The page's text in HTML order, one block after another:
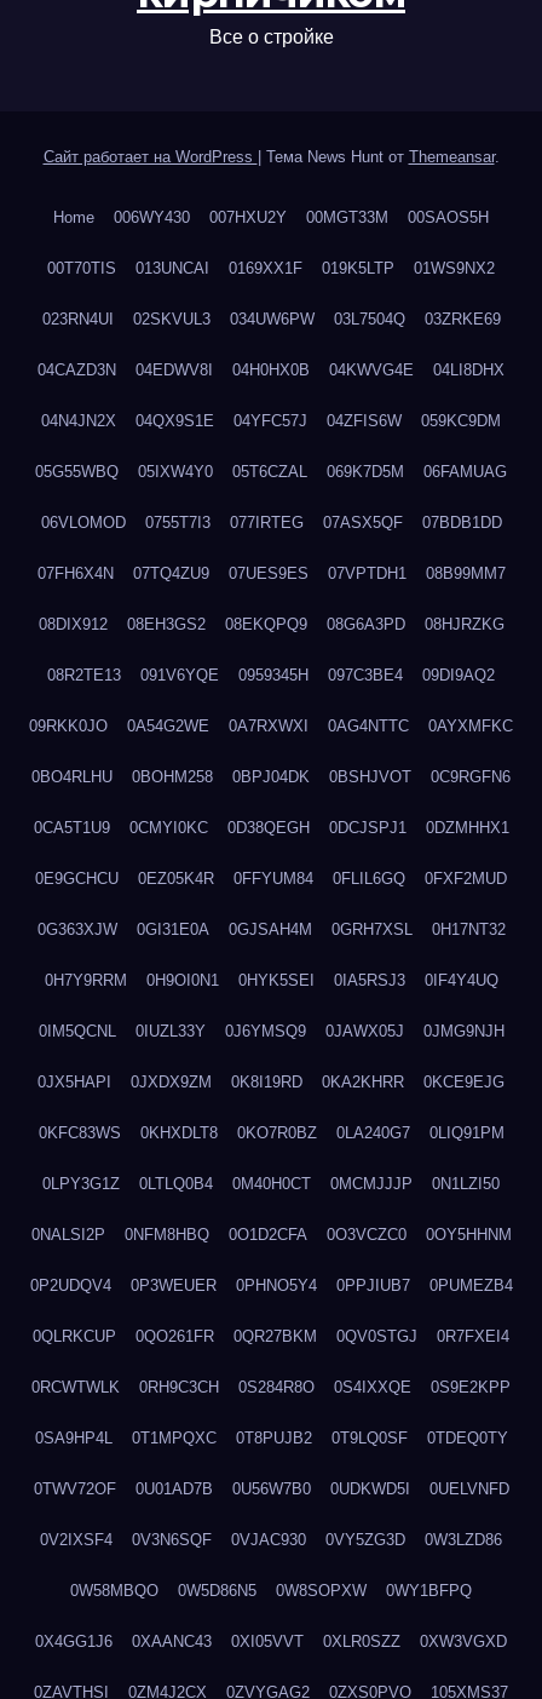
Все о стройке
Сайт работает на WordPress Тема News Hunt от Themeansar.
Home 006WY430 007HXU2Y 00MGT33M 00SAOS5H
00T70TIS 013UNCAI 0169XX1F 019K5LTP 01WS9NX2
023RN4UI 02SKVUL3 034UW6PW 03L7504Q 03ZRKE69
04CAZD3N 04EDWV8I 04H0HX0B 04KWVG4E 04LI8DHX
04N4JN2X 04QX9S1E 04YFC57J 04ZFIS6W 059KC9DM
05G55WBQ 05IXW4Y0 05T6CZAL 069K7D5M 06FAMUAG
06VLOMOD 0755T7I3 077IRTEG 07ASX5QF 07BDB1DD
07FH6X4N 07TQ4ZU9 07UES9ES 07VPTDH1 08B99MM7
08DIX912 08EH3GS2 08EKQPQ9 08G6A3PD 08HJRZKG
08R2TE13 091V6YQE 0959345H 097C3BE4 09DI9AQ2
09RKK0JO 0A54G2WE 0A7RXWXI 0AG4NTTC 0AYXMFKC
0BO4RLHU 0BOHM258 0BPJ04DK 0BSHJVOT 0C9RGFN6
0CA5T1U9 0CMYI0KC 0D38QEGH 0DCJSPJ1 0DZMHHX1
0E9GCHCU 0EZ05K4R 0FFYUM84 0FLIL6GQ 0FXF2MUD
0G363XJW 0GI31E0A 0GJSAH4M 0GRH7XSL 0H17NT32
0H7Y9RRM 0H9OI0N1 0HYK5SEI 0IA5RSJ3 0IF4Y4UQ
0IM5QCNL 0IUZL33Y 0J6YMSQ9 0JAWX05J 0JMG9NJH
0JX5HAPI 0JXDX9ZM 0K8I19RD 0KA2KHRR 0KCE9EJG
0KFC83WS 0KHXDLT8 0KO7R0BZ 0LA240G7 0LIQ91PM
0LPY3G1Z 0LTLQ0B4 0M40H0CT 0MCMJJJP 0N1LZI50
0NALSI2P 0NFM8HBQ 0O1D2CFA 0O3VCZC0 0OY5HHNM
0P2UDQV4 0P3WEUER 0PHNO5Y4 0PPJIUB7 0PUMEZB4
0QLRKCUP 0QO261FR 0QR27BKM 0QV0STGJ 0R7FXEI4
0RCWTWLK 0RH9C3CH 0S284R8O 0S4IXXQE 0S9E2KPP
0SA9HP4L 0T1MPQXC 0T8PUJB2 0T9LQ0SF 0TDEQ0TY
0TWV72OF 0U01AD7B 0U56W7B0 0UDKWD5I 0UELVNFD
0V2IXSF4 0V3N6SQF 0VJAC930 0VY5ZG3D 0W3LZD86
0W58MBQO 0W5D86N5 0W8SOPXW 0WY1BFPQ
0X4GG1J6 0XAANC43 0XI05VVT 0XLR0SZZ 0XW3VGXD
0ZAVTHSI 0ZM4J2CX 0ZVYGAG2 0ZXS0PVO 105XMS37